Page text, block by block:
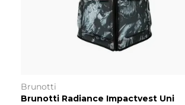
Brunotti
Brunotti Radiance Impactvest Uni